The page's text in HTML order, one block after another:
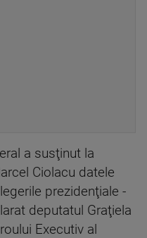
a susţinut la
Ciolacu datele
prezidenţiale -
deputatul Graţiela
Executiv al